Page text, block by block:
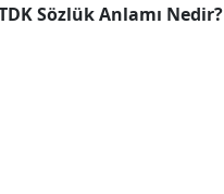
Sözlük Anlamı Nedir?